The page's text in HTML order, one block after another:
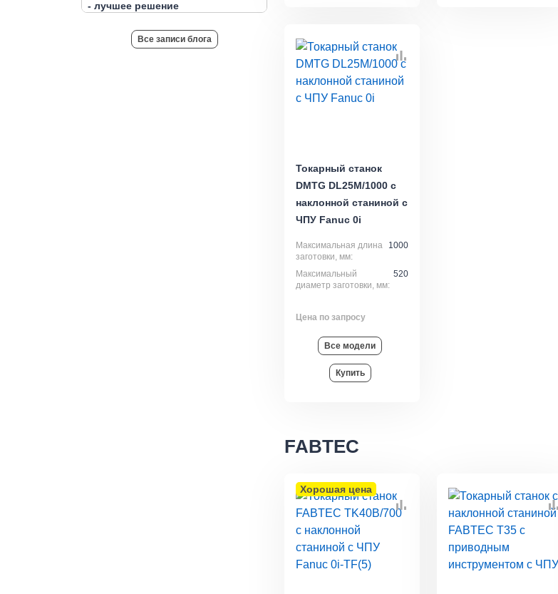
- лучшее решение
Все записи блога
Токарный станок
DMTG DL25M/1000 с
наклонной станиной с
ЧПУ Fanuc 0i
Максимальная длина
заготовки, мм:
1000
Максимальный
диаметр заготовки, мм:
520
Цена по запросу
Все модели
Купить
FABTEC
Хорошая цена